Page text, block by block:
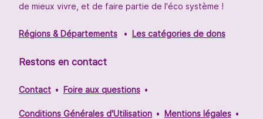
de mieux vivre, et de faire partie de l'éco système !
Régions & Départements Les catégories de dons
Restons en contact
Contact Foire aux questions
Conditions Générales d'Utilisation Mentions légales